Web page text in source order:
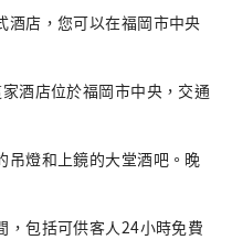
酒店，您可以在福岡市中央
酒店位於福岡市中央，交通
吊燈和上鏡的大堂酒吧。晚
，包括可供客人24小時免費